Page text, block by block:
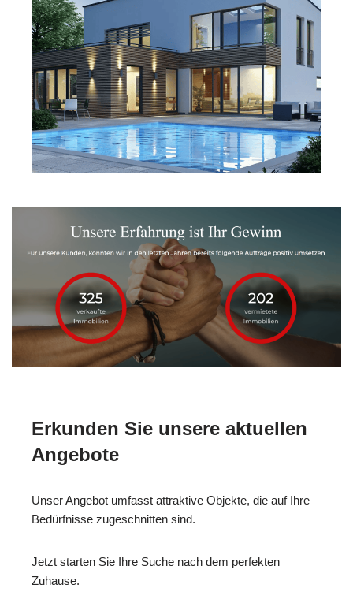
Erkunden Sie unsere aktuellen
Angebote
Unser Angebot umfasst attraktive Objekte, die auf Ihre
Bedürfnisse zugeschnitten sind.
Jetzt starten Sie Ihre Suche nach dem perfekten
Zuhause.